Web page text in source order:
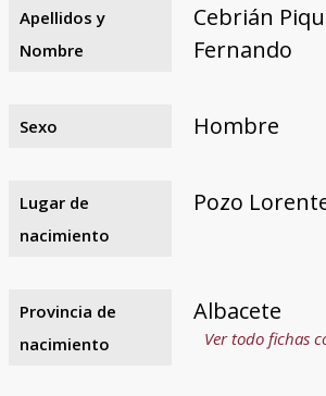
Razones y objetivos
El equipo
Colaboradores
Fuentes documentales
Apellidos y
Nombre
Cebrián
Fernando
Sexo Hombre
Lugar de
nacimiento
Pozo
Provincia de
nacimiento
Albacete
Ver todo fichas